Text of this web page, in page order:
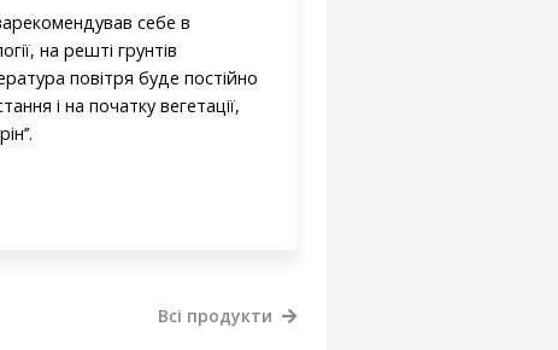
себе в
на решті грунтів
повітря буде постійно
і на початку вегетації,
Всі продукти